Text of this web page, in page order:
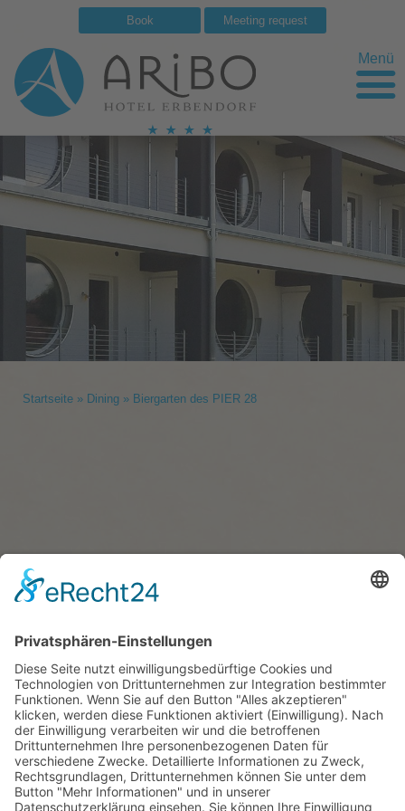
Book Meeting request
Menü
Startseite» Dining» Biergarten des PIER 28